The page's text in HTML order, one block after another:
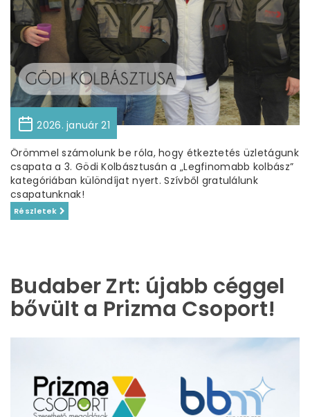
2026. január 21
Örömmel számolunk be róla, hogy étkeztetés üzletágunk
csapata a 3. Gödi Kolbásztusán a „Legfinomabb kolbász”
kategóriában különdíjat nyert. Szívből gratulálunk
csapatunknak!
Részletek
Budaber Zrt: újabb céggel
bővült a Prizma Csoport!